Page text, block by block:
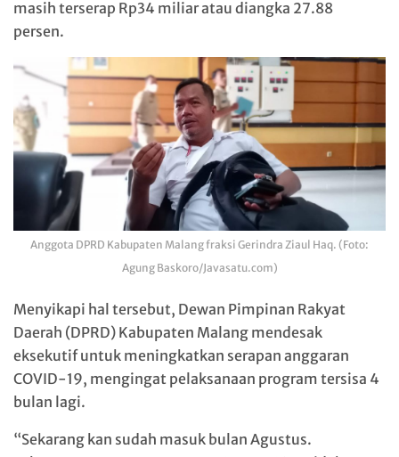
masih terserap Rp34 miliar atau diangka 27.88
persen.
Anggota DPRD Kabupaten Malang fraksi Gerindra Ziaul Haq. (Foto:
Agung Baskoro/Javasatu.com)
Menyikapi hal tersebut, Dewan Pimpinan Rakyat
Daerah (DPRD) Kabupaten Malang mendesak
eksekutif untuk meningkatkan serapan anggaran
COVID-19, mengingat pelaksanaan program tersisa 4
bulan lagi.
“Sekarang kan sudah masuk bulan Agustus.